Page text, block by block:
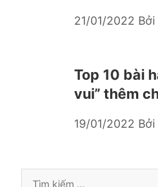
21/01/2022 Bởi
Top 10 bài
vui” thêm
19/01/2022 Bởi
Tìm